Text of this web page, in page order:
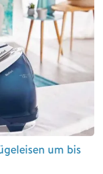
um bis